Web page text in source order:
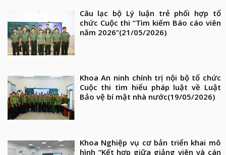
Câu lạc bộ Lý luận trẻ phối hợp tổ
chức Cuộc thi “Tìm kiếm Báo cáo viên
năm 2026”(21/05/2026)
Khoa An ninh chính trị nội bộ tổ chức
Cuộc thi tìm hiểu pháp luật về Luật
Bảo vệ bí mật nhà nước(19/05/2026)
Khoa Nghiệp vụ cơ bản triển khai mô
hình “Kết hợp giữa giảng viên và cán